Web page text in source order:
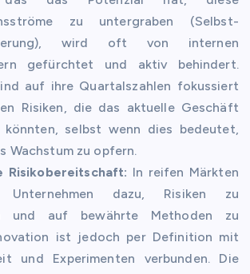
zu untergraben (Selbst-
wird oft von internen
gefürchtet und aktiv behindert.
auf ihre Quartalszahlen fokussiert
Risiken, die das aktuelle Geschäft
könnten, selbst wenn dies bedeutet,
Wachstum zu opfern.
Risikobereitschaft: In reifen Märkten
Unternehmen dazu, Risiken zu
und auf bewährte Methoden zu
ist jedoch per Definition mit
und Experimenten verbunden. Die